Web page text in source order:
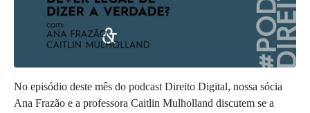
No episódio deste mês do podcast Direito Digital, nossa sócia
Ana Frazão e a professora Caitlin Mulholland discutem se a